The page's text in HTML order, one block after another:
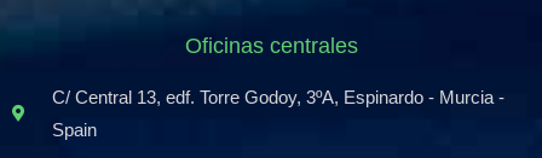
Oficinas centrales
C/ Central 13, edf. Torre Godoy, 3ºA, Espinardo - Murcia -
Spain